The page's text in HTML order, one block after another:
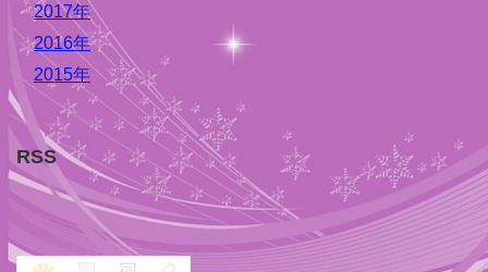
2017年
2016年
2015年
RSS